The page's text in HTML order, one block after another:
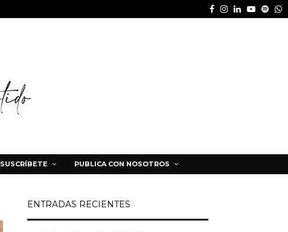
Facebook
Instagram
LinkedinYoutube
SUSCRÍBETE PUBLICA CON NOSOTROS
ENTRADAS RECIENTES